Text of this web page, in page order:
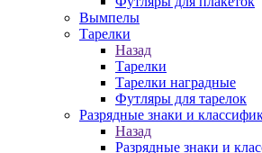
Вымпелы
Тарелки
Назад
Тарелки
Тарелки наградные
Футляры для тарелок
Разрядные знаки и
Назад
Разрядные знаки и